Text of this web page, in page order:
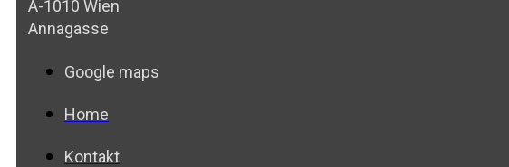
A-1010 Wien
Annagasse
Google maps
Home
Kontakt